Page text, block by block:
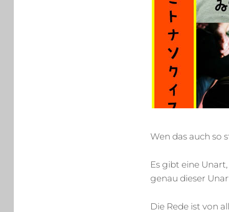
Wen das auch so
Es gibt eine
genau dieser
Die Rede ist von